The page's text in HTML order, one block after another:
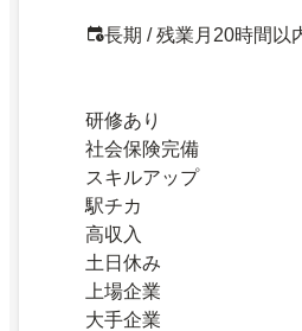
長期 / 残業月20時間以
研修あり
社会保険完備
スキルアップ
駅チカ
高収入
土日休み
上場企業
大手企業